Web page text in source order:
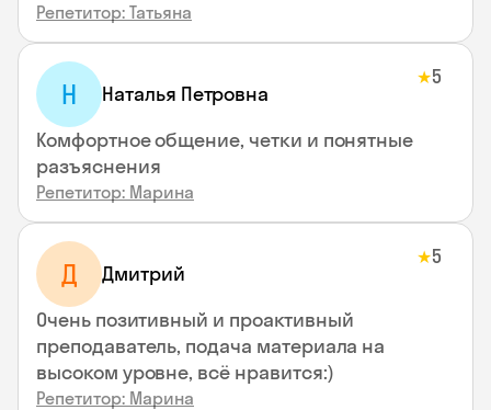
Репетитор: Татьяна
Н Наталья Петровна
★5
Комфортное общение, четки и понятные
разъяснения
Репетитор: Марина
Д Дмитрий
★5
Очень позитивный и проактивный
преподаватель, подача материала на
высоком уровне, всё нравится:)
Репетитор: Марина